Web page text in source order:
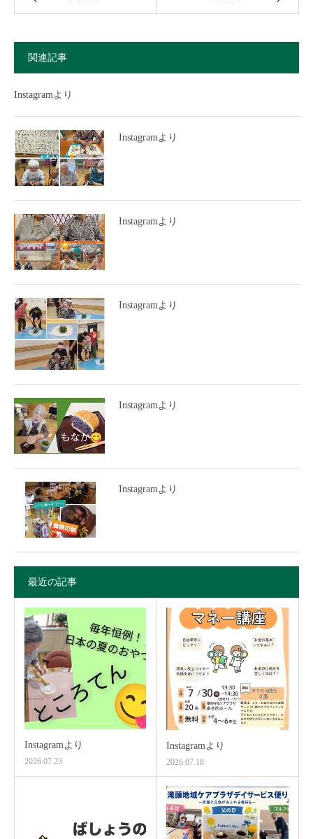
関連記事
Instagramより
Instagramより
Instagramより
Instagramより
Instagramより
Instagramより
最近の記事
Instagramより
2026.07.23
Instagramより
2026.07.18